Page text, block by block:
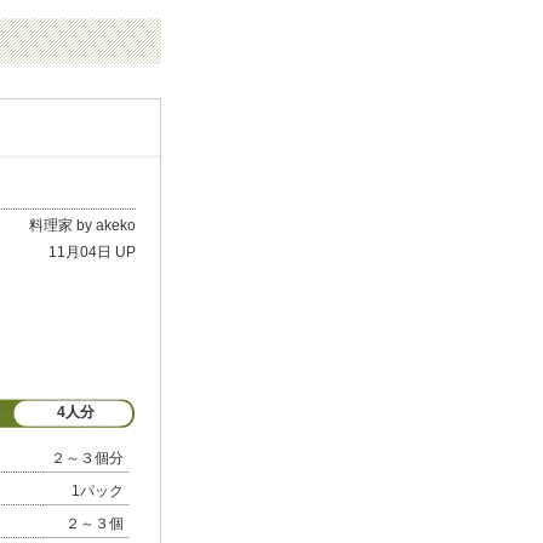
料理家 by akeko
11月04日 UP
4人分
２～３個分
1パック
２～３個